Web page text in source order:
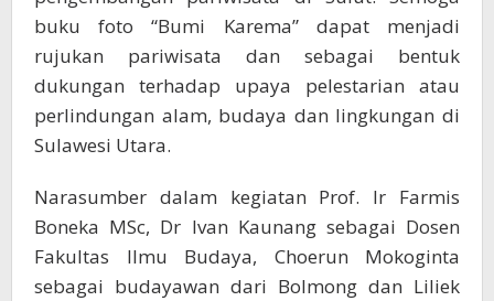
buku foto “Bumi Karema” dapat menjadi
rujukan pariwisata dan sebagai bentuk
dukungan terhadap upaya pelestarian atau
perlindungan alam, budaya dan lingkungan di
Sulawesi Utara.
Narasumber dalam kegiatan Prof. Ir Farmis
Boneka MSc, Dr Ivan Kaunang sebagai Dosen
Fakultas Ilmu Budaya, Choerun Mokoginta
sebagai budayawan dari Bolmong dan Liliek